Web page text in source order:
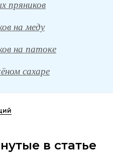
пряников
на меду
на патоке
сахаре
в статье